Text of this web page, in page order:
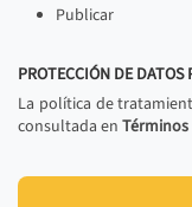
Publicar
PROTECCIÓN DE DATOS
La política de
consultada en